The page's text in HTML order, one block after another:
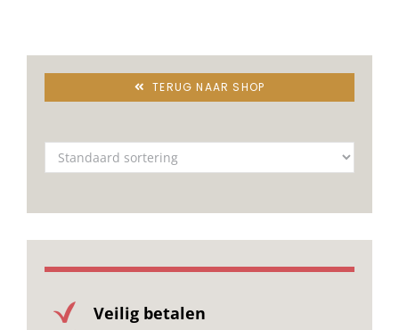
TERUG NAAR SHOP
Veilig betalen